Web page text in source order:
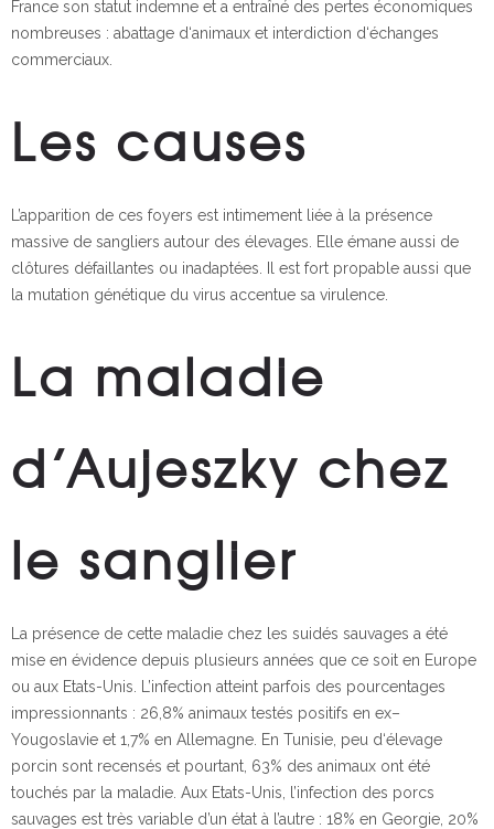
France son statut indemne et a entraîné des pertes économiques
nombreuses : abattage d‘animaux et interdiction d‘échanges
commerciaux.
Les causes
L’apparition de ces foyers est intimement liée à la présence
massive de sangliers autour des élevages. Elle émane aussi de
clôtures défaillantes ou inadaptées. Il est fort propable aussi que
la mutation génétique du virus accentue sa virulence.
La maladie
d’Aujeszky chez
le sanglier
La présence de cette maladie chez les suidés sauvages a été
mise en évidence depuis plusieurs années que ce soit en Europe
ou aux Etats-Unis. L’infection atteint parfois des pourcentages
impressionnants : 26,8% animaux testés positifs en ex–
Yougoslavie et 1,7% en Allemagne. En Tunisie, peu d‘élevage
porcin sont recensés et pourtant, 63% des animaux ont été
touchés par la maladie. Aux Etats-Unis, l’infection des porcs
sauvages est très variable d’un état à l’autre : 18% en Georgie, 20%